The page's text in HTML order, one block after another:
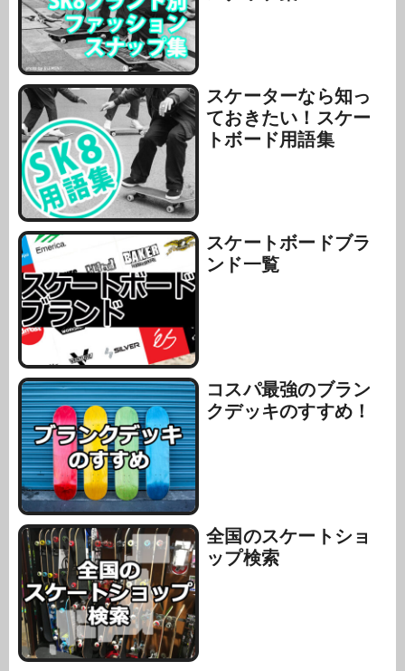
スケーターなら知っ
ておきたい！スケー
トボード用語集
スケートボードブラ
ンド一覧
コスパ最強のブラン
クデッキのすすめ！
全国のスケートショ
ップ検索